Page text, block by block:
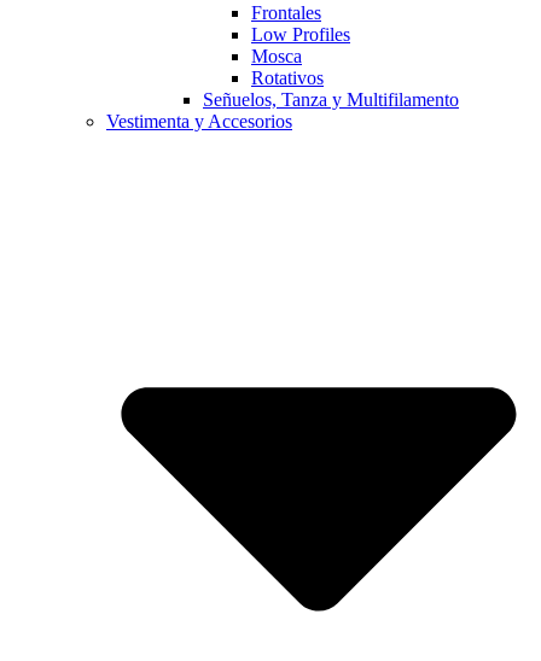
Frontales
Low Profiles
Mosca
Rotativos
Señuelos, Tanza y Multifilamento
Vestimenta y Accesorios